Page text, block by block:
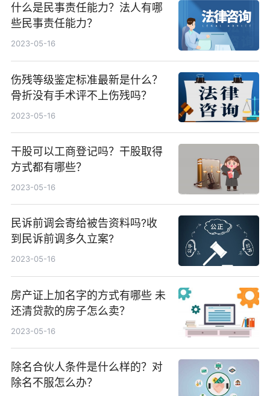
什么是民事责任能力？法人有哪
些民事责任能力？
2023-05-16
伤残等级鉴定标准最新是什么？
骨折没有手术评不上伤残吗？
2023-05-16
干股可以工商登记吗？干股取得
方式都有哪些？
2023-05-16
民诉前调会寄给被告资料吗?收
到民诉前调多久立案?
2023-05-16
房产证上加名字的方式有哪些 未
还清贷款的房子怎么卖？
2023-05-16
除名合伙人条件是什么样的？对
除名不服怎么办？